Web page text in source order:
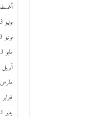
أغسطس
يوليو 2023
يونيو 2023
مايو 2023
أبريل 2023
مارس 2023
فبراير 2023
يناير 2023